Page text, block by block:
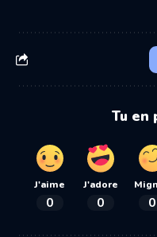
Tu en
J'aime
0
J'adore
0 0